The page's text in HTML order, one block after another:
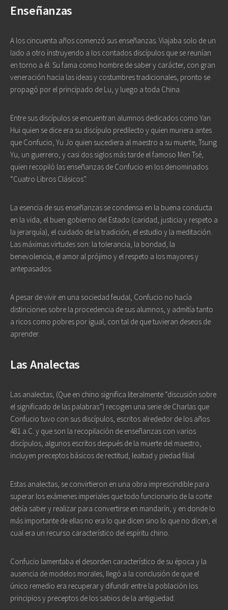
Enseñanzas
A los cincuenta años comenzó sus enseñanzas. Viajaba solo de un
lado a otro instruyendo a los contados discípulos que se reunían
en torno a él. Su fama como hombre de saber y carácter, con gran
veneración hacia las ideas y costumbres tradicionales, pronto se
propagó por el principado de Lu, y luego a toda China.
Entre sus discípulos se encuentran alumnos dedicados como Yan
Hui quien se dice era su discípulo predilecto y quien muriera antes
que Confucio, Yu Jo quien sucediera al maestro a su muerte, Tsung
Yu, un guerrero, y casi dos siglos más tarde el famoso Men Tsé,
quien recopiló las enseñanzas de Confucio en los denominados
“Cuatro Libros Clásicos”.
La esencia de sus enseñanzas se condensa en la buena conducta
en la vida, el buen gobierno del Estado (caridad, justicia y respeto a
la jerarquía), el cuidado de la tradición, el estudio y la meditación.
Las máximas virtudes son: la tolerancia, la bondad, la
benevolencia, el amor al prójimo y el respeto a los mayores y
antepasados.
A pesar de vivir en una sociedad feudal, Confucio no hacía
distinciones sobre la procedencia de sus alumnos, y admitía tanto
a ricos como pobres por igual, con tal de que tuvieran deseos de
aprender.
Las Analectas
Las analectas, (Que en chino significa literalmente “discusión sobre
el significado de las palabras”) recogen una serie de Charlas que
Confucio tuvo con sus discípulos, escritos alrededor de los años
481 a.C. y que son la recopilación de enseñanzas con varios
discípulos, algunos escritos después de la muerte del maestro,
incluyen preceptos básicos de rectitud, lealtad y piedad filial.
Estas analectas, se convirtieron en una obra imprescindible para
superar los exámenes imperiales que todo funcionario de la corte
debía saber y realizar para convertirse en mandarín, y en donde lo
más importante de ellas no era lo que dicen sino lo que no dicen, el
cual era un recurso característico del espíritu chino.
Confucio lamentaba el desorden característico de su época y la
ausencia de modelos morales, llegó a la conclusión de que el
único remedio era recuperar y difundir entre la población los
principios y preceptos de los sabios de la antigüedad.